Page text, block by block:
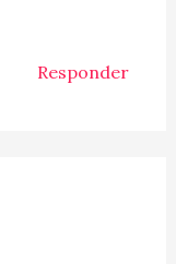
Responder